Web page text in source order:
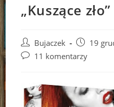
„Kuszące
Post
author:
Bujaczek
Post
published:
19
Post11 komentarzy